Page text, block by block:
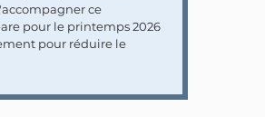
ce
pour le printemps 2026
pour réduire le